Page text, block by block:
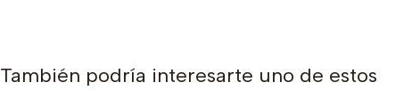
También podría interesarte uno de estos